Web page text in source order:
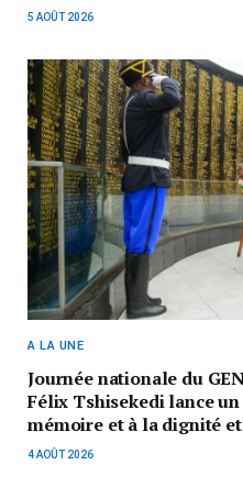
5 AOÛT 2026
A LA UNE
Journée nationale du
Félix Tshisekedi lance
mémoire et à la dignité
4 AOÛT 2026